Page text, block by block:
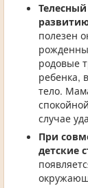
полезен
родовые
ребенка,
тело.
случае
При
детские